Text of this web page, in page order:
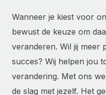
Wanneer je kiest voor
bewust de keuze om
veranderen. Wil jij meer
succes? Wij helpen jou
verandering. Met ons
de slag met jezelf. Het